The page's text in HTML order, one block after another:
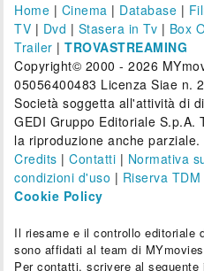
Home | Cinema | Database |
TV | Dvd | Stasera in Tv | Box
Trailer |TROVASTREAMING
Copyright© 2000 - 2026
05056400483 Licenza Siae n.
Società soggetta all'attività di
GEDI Gruppo Editoriale
la riproduzione anche parziale.
Credits |Contatti | Normativa
condizioni d'uso | Riserva TDM
Cookie Policy
Il riesame e il controllo editoriale
sono affidati al team di
Per contatti, scrivere al seguente